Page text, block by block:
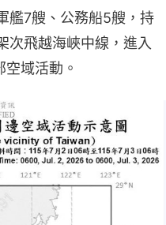
艦7艘、公務船5艘，持
次飛越海峽中線，進入
域活動。